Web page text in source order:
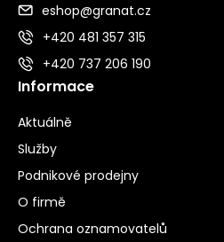
eshop@granat.cz
+420 481 357 315
+420 737 206 190
Informace
Aktuálně
Služby
Podnikové prodejny
O firmě
Ochrana oznamovatelů